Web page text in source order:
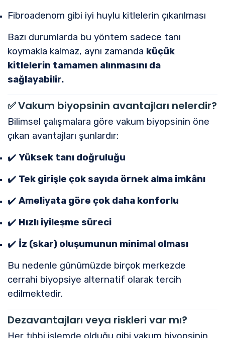
Fibroadenom gibi iyi huylu kitlelerin çıkarılması
Bazı durumlarda bu yöntem sadece tanı
koymakla kalmaz, aynı zamanda küçük
kitlelerin tamamen alınmasını da
sağlayabilir.
✅Vakum biyopsinin avantajları nelerdir?
Bilimsel çalışmalara göre vakum biyopsinin öne
çıkan avantajları şunlardır:
✔️ Yüksek tanı doğruluğu
✔️ Tek girişle çok sayıda örnek alma imkânı
✔️ Ameliyata göre çok daha konforlu
✔️ Hızlı iyileşme süreci
✔️ İz (skar) oluşumunun minimal olması
Bu nedenle günümüzde birçok merkezde
cerrahi biyopsiye alternatif olarak tercih
edilmektedir.
Dezavantajları veya riskleri var mı?